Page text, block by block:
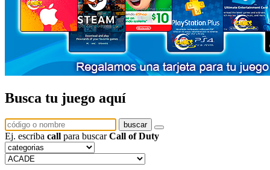
Busca tu juego aquí
buscar
Ej. escriba call para buscarCall of Duty